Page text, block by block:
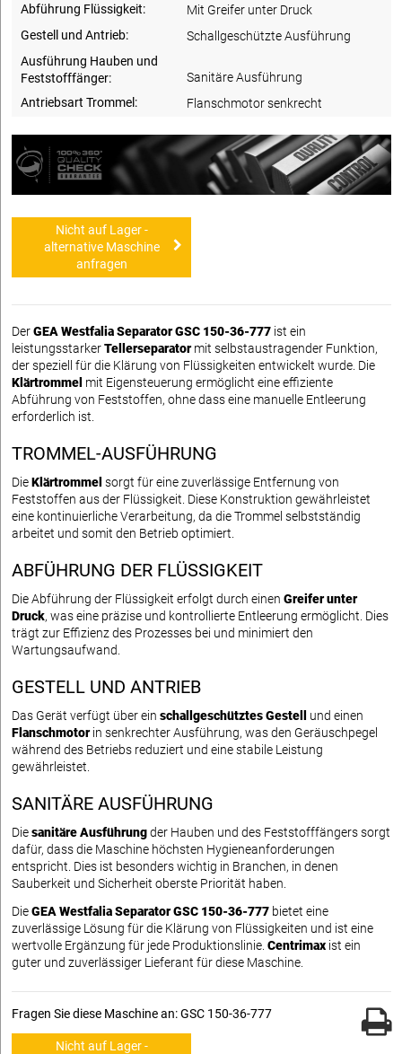
Abführung Flüssigkeit:
Mit Greifer unter Druck
Gestell und Antrieb:
Schallgeschützte Ausführung
Ausführung Hauben und
Feststofffänger:
Sanitäre Ausführung
Antriebsart Trommel:
Flanschmotor senkrecht
Nicht auf Lager -
alternative Maschine
anfragen
DerGEA Westfalia Separator GSC 150-36-777 ist ein
leistungsstarkerTellerseparatormit selbstaustragender Funktion,
der speziell für die Klärung von Flüssigkeiten entwickelt wurde. Die
Klärtrommel mit Eigensteuerung ermöglicht eine effiziente
Abführung von Feststoffen, ohne dass eine manuelle Entleerung
erforderlich ist.
TROMMEL-AUSFÜHRUNG
DieKlärtrommel sorgt für eine zuverlässige Entfernung von
Feststoffen aus der Flüssigkeit. Diese Konstruktion gewährleistet
eine kontinuierliche Verarbeitung, da die Trommel selbstständig
arbeitet und somit den Betrieb optimiert.
ABFÜHRUNG DER FLÜSSIGKEIT
Die Abführung der Flüssigkeit erfolgt durch einen Greifer unter
Druck, was eine präzise und kontrollierte Entleerung ermöglicht. Dies
trägt zur Effizienz des Prozesses bei und minimiert den
Wartungsaufwand.
GESTELL UND ANTRIEB
Das Gerät verfügt über ein schallgeschütztes Gestell
und einen
Flanschmotorin senkrechter Ausführung, was den Geräuschpegel
während des Betriebs reduziert und eine stabile Leistung
gewährleistet.
SANITÄRE AUSFÜHRUNG
Diesanitäre Ausführungder Hauben und des Feststofffängers sorgt
dafür, dass die Maschine höchsten Hygieneanforderungen
entspricht. Dies ist besonders wichtig in Branchen, in denen
Sauberkeit und Sicherheit oberste Priorität haben.
DieGEA Westfalia Separator GSC 150-36-777 bietet eine
zuverlässige Lösung für die Klärung von Flüssigkeiten und ist eine
wertvolle Ergänzung für jede Produktionslinie. Centrimax ist ein
guter und zuverlässiger Lieferant für diese Maschine.
Fragen Sie diese Maschine an: GSC 150-36-777
Nicht auf Lager -